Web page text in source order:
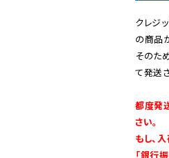
クレジ
の商品
そのた
て発送
都度発
さい。
もし、
「銀行